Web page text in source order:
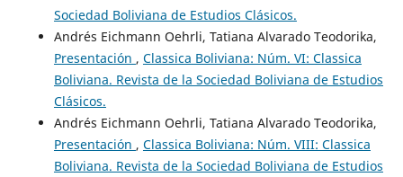
Sociedad Boliviana de Estudios Clásicos.
Andrés Eichmann Oehrli, Tatiana Alvarado Teodorika,
Presentación , Classica Boliviana: Núm. VI: Classica
Boliviana. Revista de la Sociedad Boliviana de Estudios
Clásicos.
Andrés Eichmann Oehrli, Tatiana Alvarado Teodorika,
Presentación , Classica Boliviana: Núm. VIII: Classica
Boliviana. Revista de la Sociedad Boliviana de Estudios